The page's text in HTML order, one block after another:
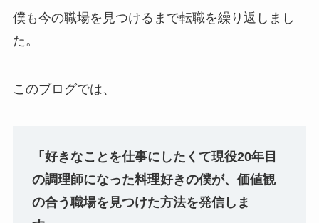
僕も今の職場を見つけるまで転職を繰り返しまし
た。
このブログでは、
「好きなことを仕事にしたくて現役20年目
の調理師になった料理好きの僕が、価値観
の合う職場を見つけた方法を発信しま